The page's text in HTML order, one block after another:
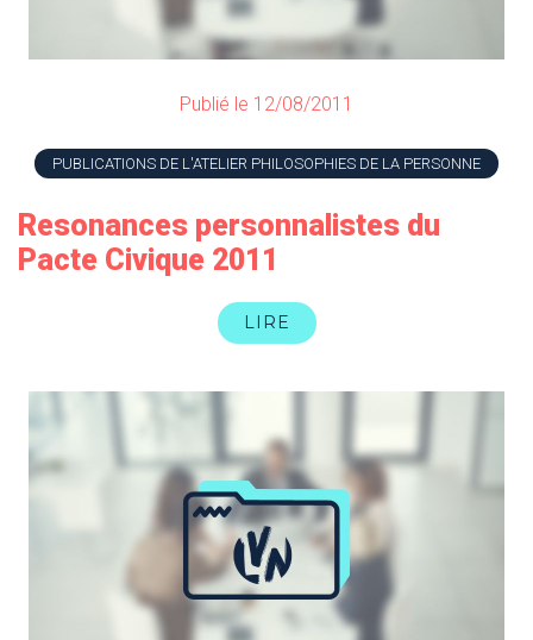
Publié le 12/08/2011
PUBLICATIONS DE L'ATELIER PHILOSOPHIES DE LA PERSONNE
Resonances personnalistes du
Pacte Civique 2011
LIRE